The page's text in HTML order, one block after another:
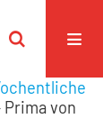
Prima von